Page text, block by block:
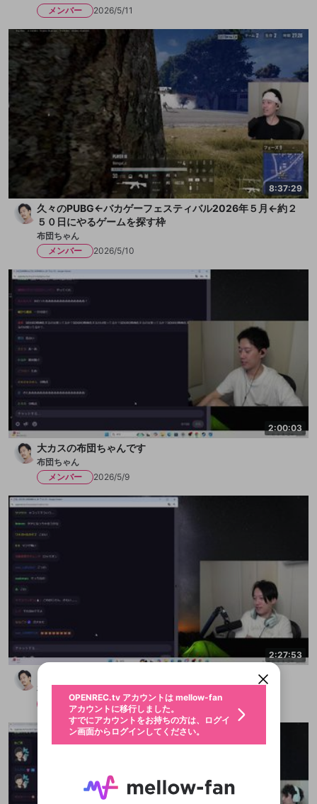
メンバー
2026/5/11
8:37:29
久々のPUBG←バカゲーフェスティバル2026年５月←約２
５０日にやるゲームを探す枠
布団ちゃん
メンバー
2026/5/10
2:00:03
大カスの布団ちゃんです
布団ちゃん
メンバー
2026/5/9
2:27:53
どうも、カスです
布団ちゃん
メンバー
2025/10/19
ブレイクタイム広告
ライブ配信中に休憩するときに、最大1分間の広告
を表示することができます。
アプリで快適に視聴しよう！
OPENREC.tv アカウントは mellow-fan
すでにアカウントをお持ちの方は、ログイ
新規登録
メールアドレスで新規登録
または
新規登録
@
OPENREC.tvアカウントはmellow-fanア
こちらからOPENREC.tvでログイン中のア
ログイン
メールアドレスでログイン
または
ログイン
OPENREC.tv アカウントは mellow-fan
アカウントに移行しました。
すでにアカウントをお持ちの方は、ログイ
ン画面からログインしてください。
登録したメールアドレスを入力し、送信してくださ
入力していただいたメールアドレ
スに、パスワード再設定用URLを
パーソナルデータの登録
年
生年月は登録後に変更できません。
認証コードの入力
セッションの有効期限が切れたた
不適切なユーザーとして報告しま
すか？
問題を選択してください
わいせつな表現
サブスクシェア
詳しくはこちら
限定コミュニティ参加方法
Discordアカウントをお持ちでない方